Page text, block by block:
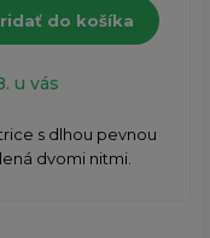
do košíka
u vás
s dlhou pevnou
dvomi nitmi.